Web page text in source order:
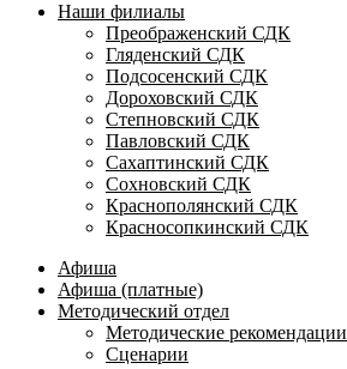
Наши филиалы
Преображенский СДК
Гляденский СДК
Подсосенский СДК
Дороховский СДК
Степновский СДК
Павловский СДК
Сахаптинский СДК
Сохновский СДК
Краснополянский СДК
Красносопкинский СДК
Афиша
Афиша (платные)
Методический отдел
Методические рекомендации
Сценарии